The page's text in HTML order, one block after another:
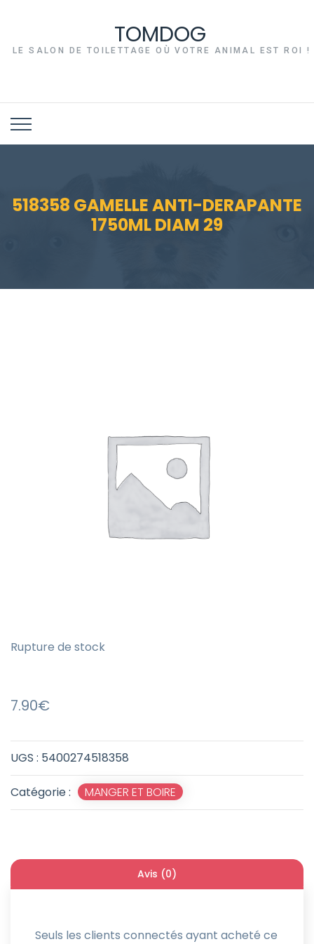
TOMDOG
LE SALON DE TOILETTAGE OÙ VOTRE ANIMAL EST ROI !
518358 GAMELLE ANTI-DERAPANTE
1750ML DIAM 29
UGS : 5400274518358
Catégorie : MANGER ET BOIRE
7.90€
Rupture de stock
Avis (0)
Seuls les clients connectés ayant acheté ce